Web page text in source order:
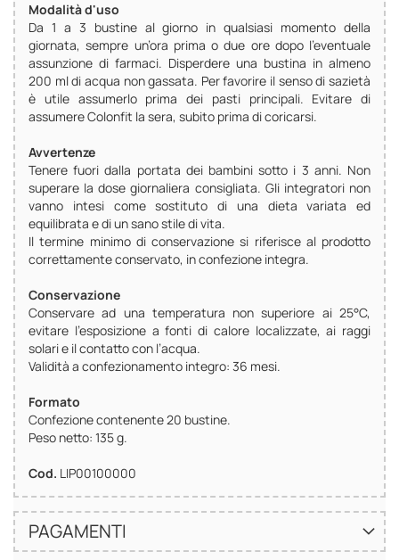
Modalità d'uso
Da 1 a 3 bustine al giorno in qualsiasi momento della
giornata, sempre un’ora prima o due ore dopo l’eventuale
assunzione di farmaci. Disperdere una bustina in almeno
200 ml di acqua non gassata. Per favorire il senso di sazietà
è utile assumerlo prima dei pasti principali. Evitare di
assumere Colonfit la sera, subito prima di coricarsi.
Avvertenze
Tenere fuori dalla portata dei bambini sotto i 3 anni. Non
superare la dose giornaliera consigliata. Gli integratori non
vanno intesi come sostituto di una dieta variata ed
equilibrata e di un sano stile di vita.
Il termine minimo di conservazione si riferisce al prodotto
correttamente conservato, in confezione integra.
Conservazione
Conservare ad una temperatura non superiore ai 25°C,
evitare l’esposizione a fonti di calore localizzate, ai raggi
solari e il contatto con l’acqua.
Validità a confezionamento integro: 36 mesi.
Formato
Confezione contenente 20 bustine.
Peso netto: 135 g.
Cod. LIP00100000
PAGAMENTI